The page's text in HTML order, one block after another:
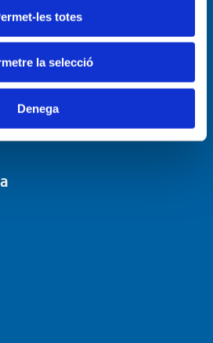
les totes
la selecció
Denega